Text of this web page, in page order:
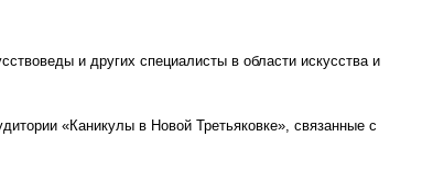
и других специалисты в области искусства и
«Каникулы в Новой Третьяковке», связанные с